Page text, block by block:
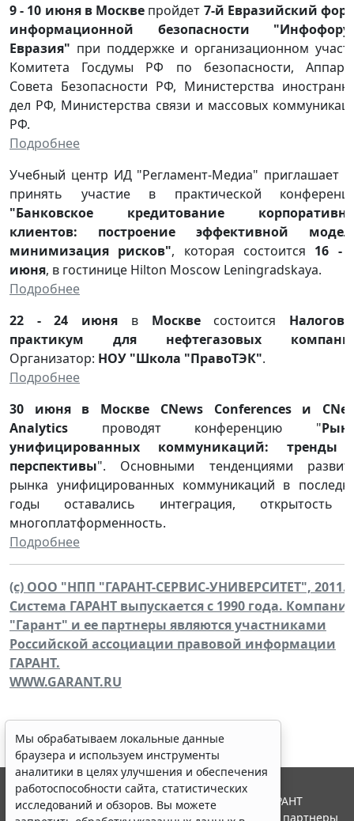
9 - 10 июня в Москве пройдет 7-й Евразийский
информационной безопасности
Евразия" при поддержке и организационном
Комитета Госдумы РФ по безопасности,
Совета Безопасности РФ, Министерства
дел РФ, Министерства связи и массовых
РФ.
Подробнее
Учебный центр ИД "Регламент-Медиа" приглашает
принять участие в практической
"Банковское кредитование
клиентов: построение эффективной
минимизация рисков", которая состоится 16 -
июня, в гостинице Hilton Moscow Leningradskaya.
Подробнее
22 - 24 июня в Москве состоится
практикум для нефтегазовых
Организатор: НОУ "Школа "ПравоТЭК".
Подробнее
30 июня
в Москве CNews Conferences и
Analytics проводят конференцию "
унифицированных коммуникаций: тренды
перспективы". Основными тенденциями
рынка унифицированных коммуникаций в
годы оставались интеграция, открытость
многоплатформенность.
Подробнее
(c) ООО "НПП "ГАРАНТ-СЕРВИС-УНИВЕРСИТЕТ", 2011.
Система ГАРАНТ выпускается с 1990 года. Компания
"Гарант" и ее партнеры являются участниками
Российской ассоциации правовой информации
ГАРАНТ.
WWW.GARANT.RU
Мы обрабатываем локальные данные
браузера и используем инструменты
аналитики в целях улучшения и обеспечения
работоспособности сайта, статистических
исследований и обзоров. Вы можете
© ООО "НПП "ГАРАНТ-СЕРВИС", 2026. Система ГАРАНТ
выпускается с 1990 года. Компания "Гарант" и ее партнеры